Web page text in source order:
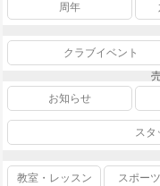
周年
クラブイベント
お知らせ
スタ
教室・レッスン
スポー